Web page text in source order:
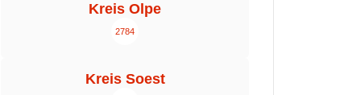
Kreis Olpe
2784
Kreis Soest